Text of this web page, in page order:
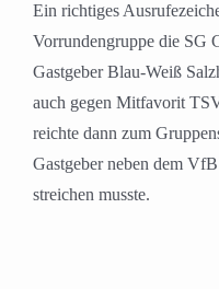
Ein richtiges
Vorrundengruppe die SG
Gastgeber Blau-Weiß
auch gegen Mitfavorit
reichte dann zum
Gastgeber neben dem
streichen musste.